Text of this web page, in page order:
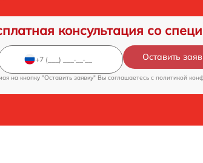
консультация со
Оставить
на кнопку "Оставить заявку" Вы соглашаетесь c политикой